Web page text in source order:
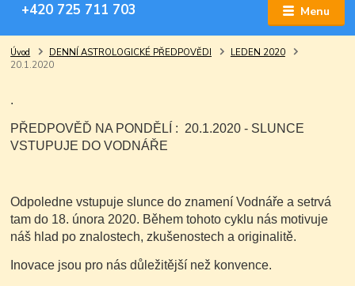
Menu
+420 725 711 703
Úvod DENNÍ ASTROLOGICKÉ PŘEDPOVĚDI
LEDEN 2020
20.1.2020
.
PŘEDPOVĚĎ NA PONDĚLÍ : 20.1.2020 - SLUNCE
VSTUPUJE DO VODNÁŘE
Odpoledne vstupuje slunce do znamení Vodnáře a setrvá
tam do 18. února 2020. Během tohoto cyklu nás motivuje
náš hlad po znalostech, zkušenostech a originalitě.
Inovace jsou pro nás důležitější než konvence.